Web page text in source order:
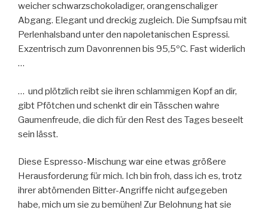
weicher schwarzschokoladiger, orangenschaliger
Abgang. Elegant und dreckig zugleich. Die Sumpfsau mit
Perlenhalsband unter den napoletanischen Espressi.
Exzentrisch zum Davonrennen bis 95,5ºC. Fast widerlich
…
… und plötzlich reibt sie ihren schlammigen Kopf an dir,
gibt Pfötchen und schenkt dir ein Tässchen wahre
Gaumenfreude, die dich für den Rest des Tages beseelt
sein lässt.
Diese Espresso-Mischung war eine etwas größere
Herausforderung für mich. Ich bin froh, dass ich es, trotz
ihrer abtörnenden Bitter-Angriffe nicht aufgegeben
habe, mich um sie zu bemühen! Zur Belohnung hat sie